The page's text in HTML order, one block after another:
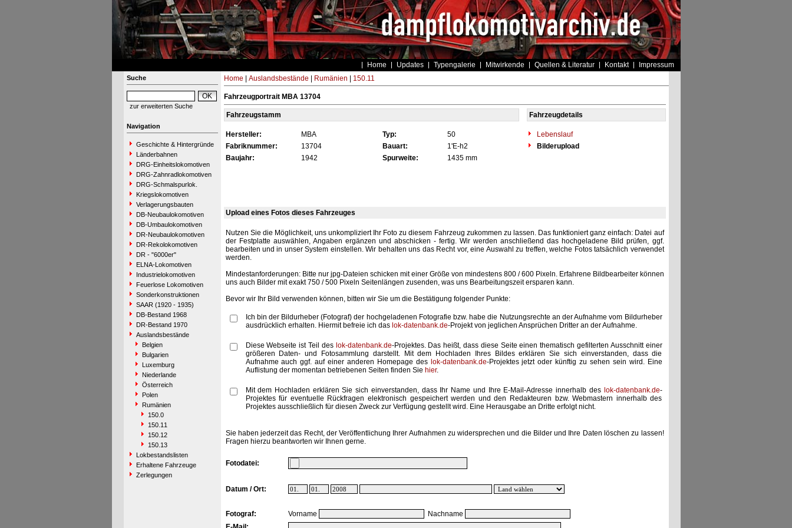
Home Updates Typengalerie Mitwirkende Quellen & Literatur Kontakt Impressum
Suche
zur erweiterten Suche
Navigation
Geschichte & Hintergründe
Länderbahnen
DRG-Einheitslokomotiven
DRG-Zahnradlokomotiven
DRG-Schmalspurlok.
Kriegslokomotiven
Verlagerungsbauten
DB-Neubaulokomotiven
DB-Umbaulokomotiven
DR-Neubaulokomotiven
DR-Rekolokomotiven
DR - "6000er"
ELNA-Lokomotiven
Industrielokomotiven
Feuerlose Lokomotiven
Sonderkonstruktionen
SAAR (1920 - 1935)
DB-Bestand 1968
DR-Bestand 1970
Auslandsbestände
Belgien
Bulgarien
Luxemburg
Niederlande
Österreich
Polen
Rumänien
150.0
150.11
150.12
150.13
Lokbestandslisten
Erhaltene Fahrzeuge
Zerlegungen
Home Auslandsbestände Rumänien 150.11
Fahrzeugportrait MBA 13704
Fahrzeugstamm Fahrzeugdetails
Hersteller: MBA Typ: 50
Lebenslauf
Fabriknummer:
13704 Bauart: 1'E-h2
Bilderupload
Baujahr:
1942 Spurweite: 1435 mm
Upload eines Fotos dieses Fahrzeuges
Nutzen Sie die Möglichkeit, uns unkompliziert Ihr Foto zu diesem Fahrzeug zukommen zu lassen. Das funktioniert ganz einfach: Datei auf
der Festplatte auswählen, Angaben ergänzen und abschicken - fertig. Wir werden anschließend das hochgeladene Bild prüfen, ggf.
bearbeiten und in unser System einstellen. Wir behalten uns das Recht vor, eine Auswahl zu treffen, welche Fotos tatsächlich verwendet
werden.
Mindestanforderungen: Bitte nur jpg-Dateien schicken mit einer Größe von mindestens 800 / 600 Pixeln. Erfahrene Bildbearbeiter können
uns auch Bilder mit exakt 750 / 500 Pixeln Seitenlängen zusenden, was uns Bearbeitungszeit ersparen kann.
Bevor wir Ihr Bild verwenden können, bitten wir Sie um die Bestätigung folgender Punkte:
Ich bin der Bildurheber (Fotograf) der hochgeladenen Fotografie bzw. habe die Nutzungsrechte an der Aufnahme vom Bildurheber
ausdrücklich erhalten. Hiermit befreie ich das lok-datenbank.de-Projekt von jeglichen Ansprüchen Dritter an der Aufnahme.
Diese Webseite ist Teil des lok-datenbank.de-Projektes. Das heißt, dass diese Seite einen thematisch gefilterten Ausschnitt einer
größeren Daten- und Fotosammlung darstellt. Mit dem Hochladen Ihres Bildes erklären Sie sich einverstanden, dass die
Aufnahme auch ggf. auf einer anderen Homepage des lok-datenbank.de-Projektes jetzt oder künftig zu sehen sein wird. Eine
Auflistung der momentan betriebenen Seiten finden Sie hier.
Mit dem Hochladen erklären Sie sich einverstanden, dass Ihr Name und Ihre E-Mail-Adresse innerhalb des lok-datenbank.de-
Projektes für eventuelle Rückfragen elektronisch gespeichert werden und den Redakteuren bzw. Webmastern innerhalb des
Projektes ausschließlich für diesen Zweck zur Verfügung gestellt wird. Eine Herausgabe an Dritte erfolgt nicht.
Sie haben jederzeit das Recht, der Veröffentlichung Ihrer Aufnahmen zu widersprechen und die Bilder und Ihre Daten löschen zu lassen!
Fragen hierzu beantworten wir Ihnen gerne.
Fotodatei:
Datum / Ort:
Fotograf: Vorname
Nachname